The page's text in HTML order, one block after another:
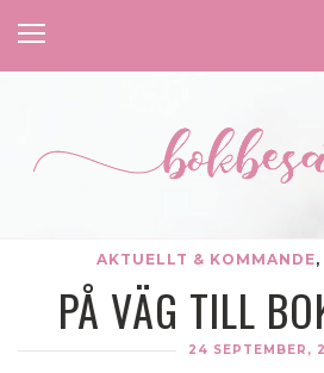
AKTUELLT & KOMMANDE,
PÅ VÄG TILL
24 SEPTEMBER,